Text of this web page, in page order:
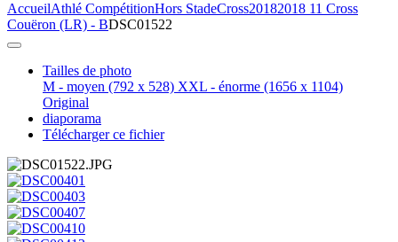
AccueilAthlé CompétitionHors StadeCross20182018 11 Cross
Couëron (LR) - BDSC01522
Tailles de photo
M - moyen (792 x 528) XXL - énorme (1656 x 1104)
Original
diaporama
Télécharger ce fichier